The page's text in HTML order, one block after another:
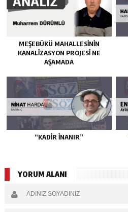
MEŞEBÜKÜ MAHALLESİNİN
KANALİZASYON PROJESİ NE
AŞAMADA
“KADIR İNANIR”
YORUM ALANI